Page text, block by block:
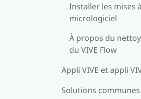
Installer les mises
micrologiciel
À propos du
du VIVE Flow
Appli VIVE et appli
Solutions communes